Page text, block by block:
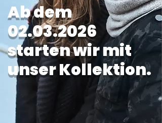
Ab dem
02.03.2026
starten wir mit
unser Kollektion.